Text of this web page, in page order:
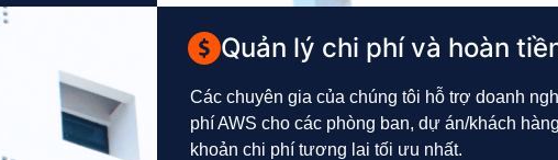
Quản lý chi phí và hoàn
Các chuyên gia của chúng tôi hỗ trợ doanh
phí AWS cho các phòng ban, dự án/khách
khoản chi phí tương lai tối ưu nhất.